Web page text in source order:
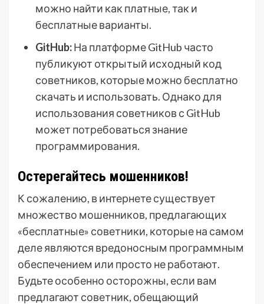
можно найти как платные, так и
бесплатные варианты.
GitHub:На платформе GitHub часто
публикуют открытый исходный код
советников, которые можно бесплатно
скачать и использовать. Однако для
использования советников с GitHub
может потребоваться знание
программирования.
Остерегайтесь мошенников!
К сожалению, в интернете существует
множество мошенников, предлагающих
«бесплатные» советники, которые на самом
деле являются вредоносным программным
обеспечением или просто не работают.
Будьте особенно осторожны, если вам
предлагают советник, обещающий